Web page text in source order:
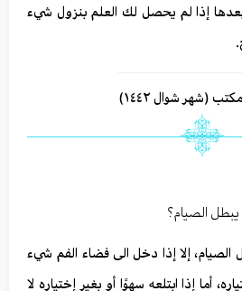
إذا لم يحصل لك العلم بنزول شيء
(شهر شوال ١٤٤٢)
الصيام؟
إلا إذا دخل الى فضاء الفم شيء
أما إذا ابتلعه سهوًا أو بغير إختياره لا